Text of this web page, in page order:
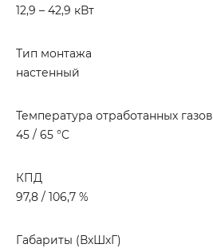
12,9 – 42,9 кВт
Тип монтажа
настенный
Температура отработанных газов
45 / 65 °C
КПД
97,8 / 106,7 %
Габариты (ВхШхГ)